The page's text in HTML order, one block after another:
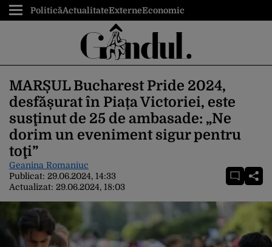
PoliticăActualitateExterneEconomic
MARȘUL Bucharest Pride 2024,
desfășurat în Piața Victoriei, este
susţinut de 25 de ambasade: „Ne
dorim un eveniment sigur pentru
toţi”
Geanina Romaniuc
Publicat: 29.06.2024, 14:33
Actualizat: 29.06.2024, 18:03